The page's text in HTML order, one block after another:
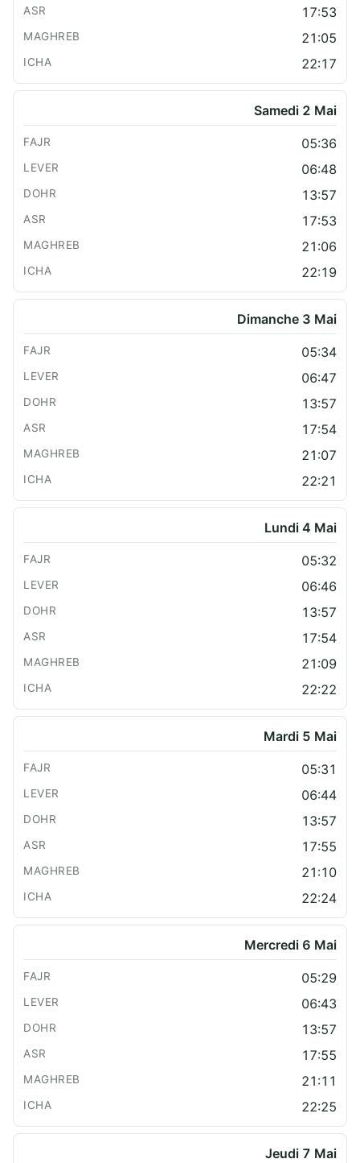
17:53
21:05
22:17
Samedi 2 Mai
05:36
06:48
13:57
17:53
21:06
22:19
Dimanche 3 Mai
05:34
06:47
13:57
17:54
21:07
22:21
Lundi 4 Mai
05:32
06:46
13:57
17:54
21:09
22:22
Mardi 5 Mai
05:31
06:44
13:57
17:55
21:10
22:24
Mercredi 6 Mai
05:29
06:43
13:57
17:55
21:11
22:25
Jeudi 7 Mai